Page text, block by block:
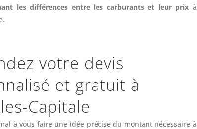
les différences entre les carburants et leur prix à
votre devis
et gratuit à
Capitale
à vous faire une idée précise du montant nécessaire à